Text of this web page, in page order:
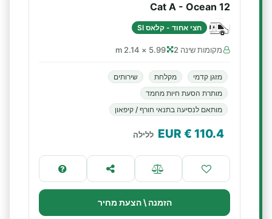
Cat A - Ocean 12
חצי אחוד - קלאס SI
מקומות שינה 2 5.99 × 2.14 m
מזגן קדמי מקלחת
שירותים
מותרת הסעת חיות מחמד
מותאם לנסיעה בתנאי חורף / קיפאון
110.4
€ EUR ללילה
הזמנה \ הצעת מחיר